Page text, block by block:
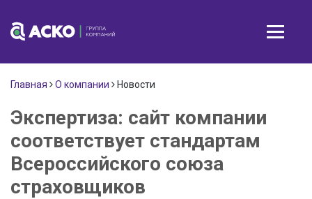
Главная О компании Новости
Экспертиза: сайт компании
соответствует стандартам
Всероссийского союза
страховщиков